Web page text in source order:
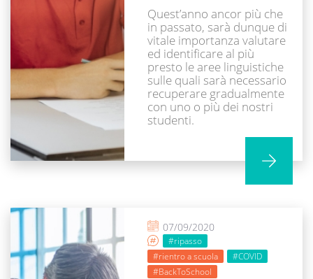
Quest’anno ancor più che
in passato, sarà dunque di
vitale importanza valutare
ed identificare al più
presto le aree linguistiche
sulle quali sarà necessario
recuperare gradualmente
con uno o più dei nostri
studenti.
07/09/2020
#ripasso
#rientro a scuola
#COVID
#BackToSchool